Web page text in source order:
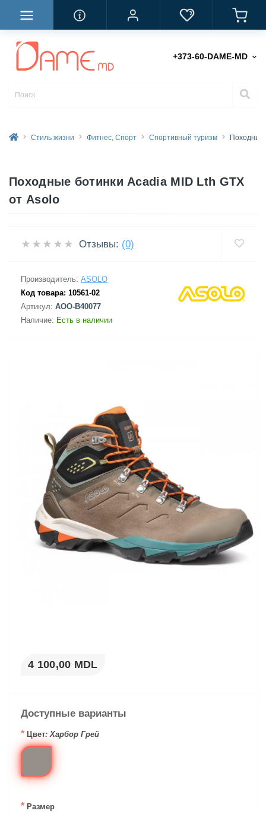
+373-60-DAME-MD
Стиль жизни Фитнес, Спорт Спортивный туризм Походные
Походные ботинки Acadia MID Lth GTX
от Asolo
Отзывы: (0)
Производитель: ASOLO
Код товара: 10561-02
Артикул: AOO-B40077
Наличие: Есть в наличии
4 100,00 MDL
Доступные варианты
* Цвет: Харбор Грей
* Размер